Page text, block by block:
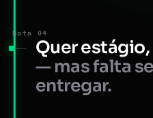
Nota 04
Quer
— mas falta
entregar.